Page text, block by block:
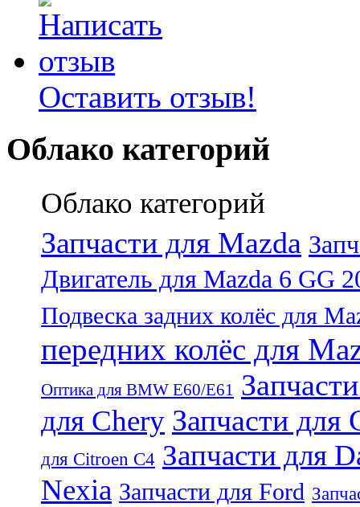
Оставить отзыв!
Облако категорий
Облако категорий
Запчасти для Mazda
Двигатель для Mazda 6 GG
Подвеска задних колёс для
передних колёс для
Оптика для BMW E60/E61
для Chery Запчасти для
для Citroen C4 Запчасти для
Nexia Запчасти для Ford